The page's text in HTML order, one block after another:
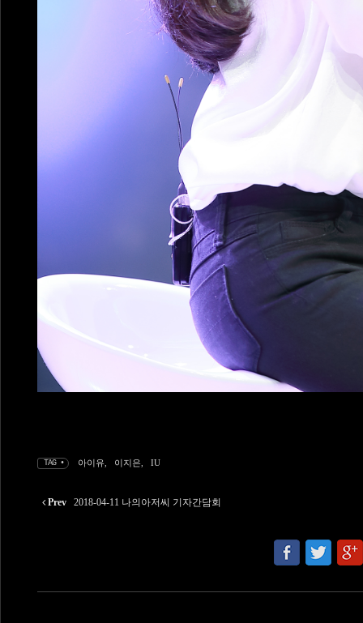
TAG • 아이유 이지은 IU
Prev 2018-04-11 나의아저씨 기자간담회